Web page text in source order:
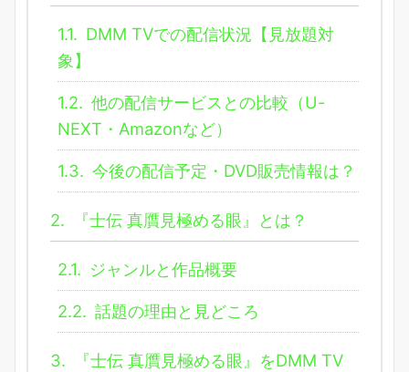
1.1. DMM TVでの配信状況【見放題対
象】
1.2. 他の配信サービスとの比較（U-
NEXT・Amazonなど）
1.3. 今後の配信予定・DVD販売情報は？
2. 『士伝 真贋見極める眼』とは？
2.1. ジャンルと作品概要
2.2. 話題の理由と見どころ
3.
『士伝 真贋見極める眼』をDMM TV